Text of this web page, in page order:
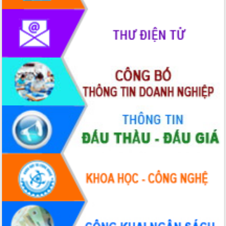
phát triển mới
Thường trực HĐND tỉnh Đắk Lắk gặp
mặt Đoàn chuyên gia y tế TP. Hồ Chí
Lễ truy điệu và an táng hài cốt liệt sĩ
tại Nghĩa trang Liệt sĩ xã Sơn Hòa
Bàn giải pháp tháo gỡ khó khăn trong
xuất khẩu sầu riêng và triển khai quy
định EUDR
Thứ trưởng Bộ Nông nghiệp và Môi
trường Nguyễn Hoàng Hiệp khảo sát
vùng trồng và doanh nghiệp đóng gói
sầu riêng tại Đắk Lắk
Trình diễn nghệ thuật chế biến các
món ăn từ sầu riêng
Đắk Lắk công bố Quy hoạch và xúc
tiến đầu tư tỉnh
Ngành cá ngừ Đắk Lắk chủ động thích
ứng để giữ vững thị trường xuất khẩu
Diễn đàn Kinh tế tư nhân Việt Nam đột